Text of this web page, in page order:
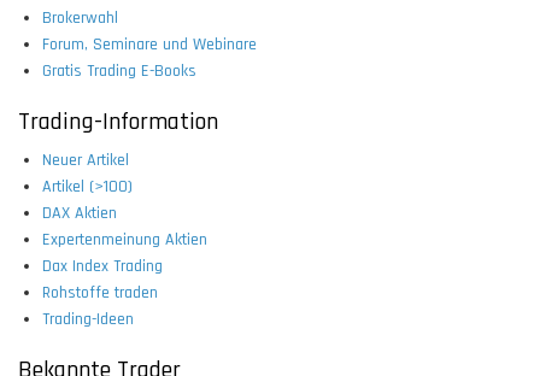
Brokerwahl
Forum, Seminare und Webinare
Gratis Trading E-Books
Trading-Information
Neuer Artikel
Artikel (>100)
DAX Aktien
Expertenmeinung Aktien
Dax Index Trading
Rohstoffe traden
Trading-Ideen